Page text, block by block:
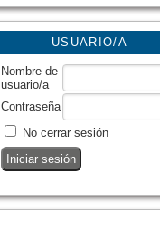
USUARIO/A
Nombre de
usuario/a
Contraseña
No cerrar sesión